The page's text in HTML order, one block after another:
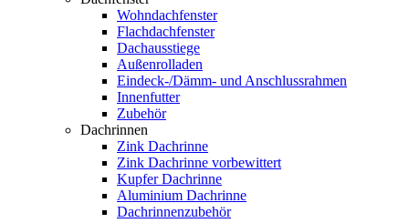
Wohndachfenster
Flachdachfenster
Dachausstiege
Außenrolladen
Eindeck-/Dämm- und Anschlussrahmen
Innenfutter
Zubehör
Dachrinnen
Zink Dachrinne
Zink Dachrinne vorbewittert
Kupfer Dachrinne
Aluminium Dachrinne
Dachrinnenzubehör